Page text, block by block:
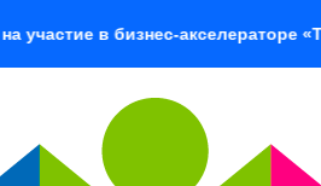
бизнес-акселераторе «Ты